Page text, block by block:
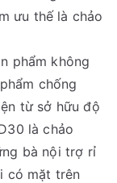
ưu thế là chảo
phẩm không
chống
từ sở hữu độ
là chảo
bà nội trợ rỉ
có mặt trên